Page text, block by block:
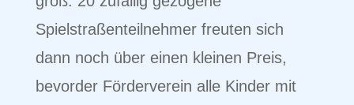
Spielstraßenteilnehmer freuten sich
dann noch über einen kleinen Preis,
bevorder Förderverein alle Kinder mit